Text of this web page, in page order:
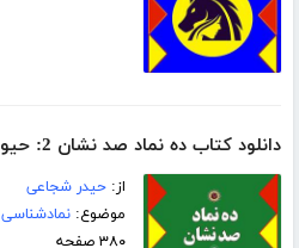
دانلود کتاب ده نماد صد نشان 2: حیوانات وحشی
از:حیدر شجاعی
موضوع:نمادشناسی
۳۸۰ صفحه